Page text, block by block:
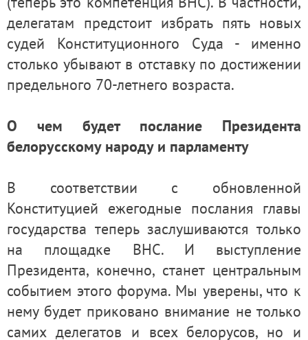
делегатам предстоит избрать пять новых
судей Конституционного Суда - именно
столько убывают в отставку по достижении
предельного 70-летнего возраста.
О чем будет послание Президента
белорусскому народу и парламенту
В соответствии с обновленной
Конституцией ежегодные послания главы
государства теперь заслушиваются только
на площадке ВНС. И выступление
Президента, конечно, станет центральным
событием этого форума. Мы уверены, что к
нему будет приковано внимание не только
самих делегатов и всех белорусов, но и